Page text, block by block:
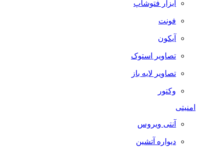
ابزار فتوشاپ
فونت
آیکون
تصاویر استوک
تصاویر لایه باز
وکتور
آنتی ویروس
دیواره آتشین